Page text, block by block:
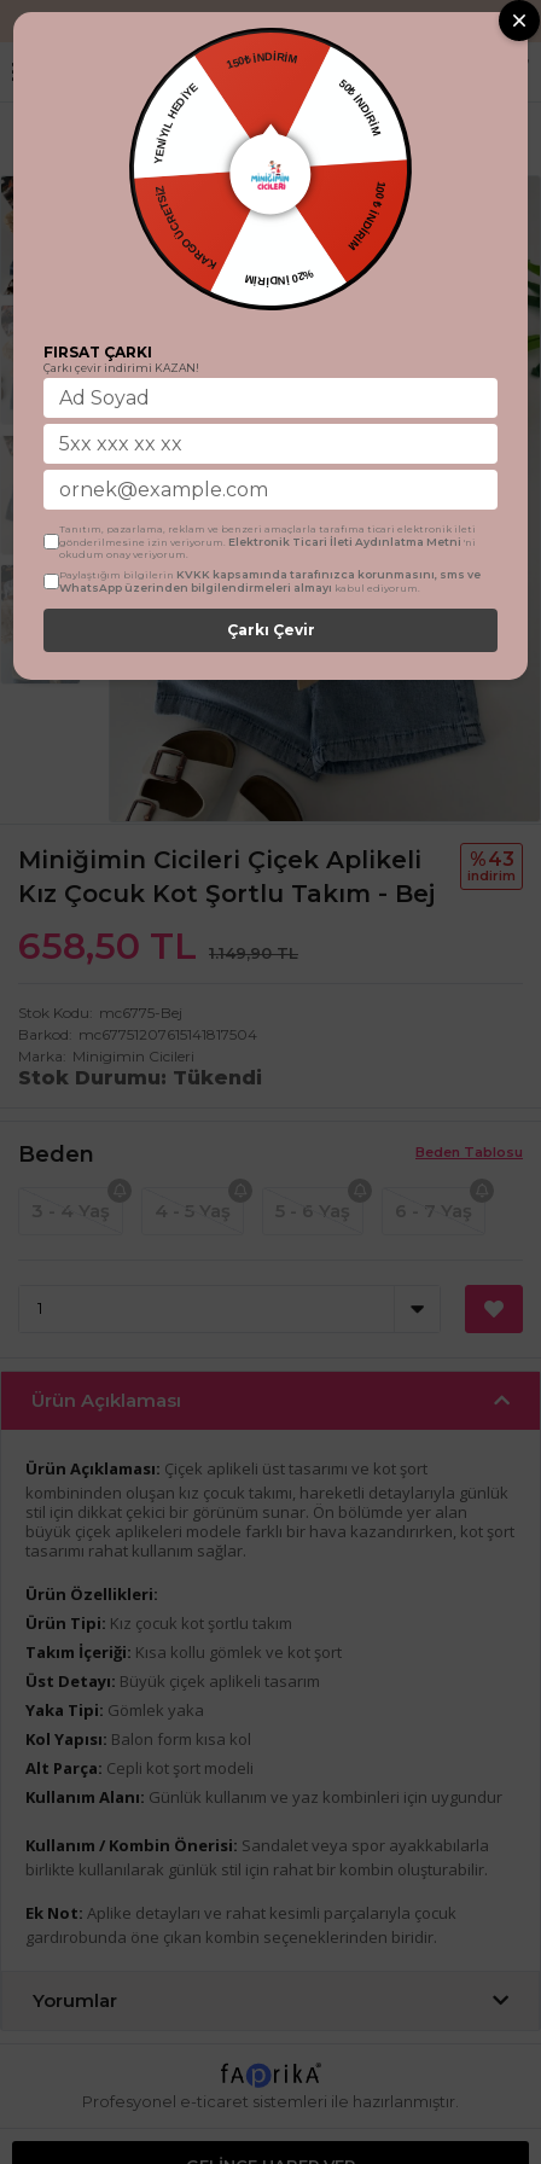
"Aynı gün
Miniğimin Cicileri Çiçek Aplikeli
Kız Çocuk Kot Şortlu Takım - Bej
658,50 TL 1.149,90 TL
%43
i̇ndi̇ri̇m
Stok Kodu
mc6775-Bej
Barkod
mc67751207615141817504
Marka
Minigimin Cicileri
Stok Durumu Tükendi
Beden Tablosu
Beden
Ürün Açıklaması
Ürün Açıklaması: Çiçek aplikeli üst tasarımı ve kot şort
kombininden oluşan kız çocuk takımı, hareketli detaylarıyla günlük
stil için dikkat çekici bir görünüm sunar. Ön bölümde yer alan
büyük çiçek aplikeleri modele farklı bir hava kazandırırken, kot şort
tasarımı rahat kullanım sağlar.
Ürün Özellikleri:
Ürün Tipi: Kız çocuk kot şortlu takım
Takım İçeriği: Kısa kollu gömlek ve kot şort
Üst Detayı: Büyük çiçek aplikeli tasarım
Yaka Tipi: Gömlek yaka
Kol Yapısı: Balon form kısa kol
Alt Parça: Cepli kot şort modeli
Kullanım Alanı: Günlük kullanım ve yaz kombinleri için uygundur
Kullanım / Kombin Önerisi: Sandalet veya spor ayakkabılarla
birlikte kullanılarak günlük stil için rahat bir kombin oluşturabilir.
Ek Not: Aplike detayları ve rahat kesimli parçalarıyla çocuk
gardırobunda öne çıkan kombin seçeneklerinden biridir.
Yorumlar
Profesyonel e-ticaret sistemleri ile hazırlanmıştır.
150₺ İNDİRİM
50₺ İNDİRİM
100 ₺ İNDİRİM
%20 İNDİRİM
KARGO ÜCRETSİZ
YENİYIL HEDİYE
FIRSAT ÇARKI
Çarkı çevir indirimi KAZAN!
Tanıtım, pazarlama, reklam ve benzeri amaçlarla tarafıma ticari elektronik ileti
gönderilmesine izin veriyorum. Elektronik Ticari İleti Aydınlatma Metni 'ni
okudum onay veriyorum.
Paylaştığım bilgilerin KVKK kapsamında tarafınızca korunmasını, sms ve
WhatsApp üzerinden bilgilendirmeleri almayı kabul ediyorum.
Çarkı Çevir